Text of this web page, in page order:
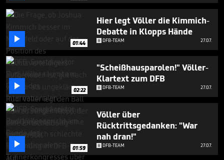
 01:44
Hier legt Völler die Kimmich-
Debatte in Klopps Hände
DFB-TEAM 27.07.
 02:22
"Scheißhausparolen!" Völler-
Klartext zum DFB
DFB-TEAM 27.07.
 01:59
Völler über
Rücktrittsgedanken: "War
nah dran!"
DFB-TEAM 27.07.